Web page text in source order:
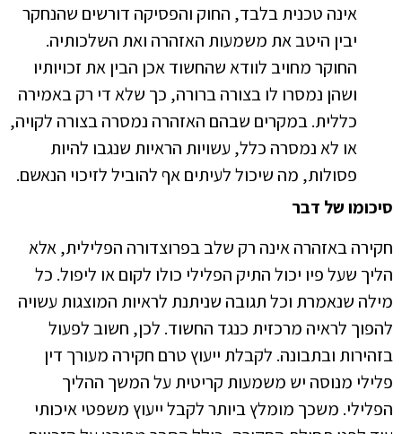
אינה טכנית בלבד, החוק והפסיקה דורשים שהנחקר
יבין היטב את משמעות האזהרה ואת השלכותיה.
החוקר מחויב לוודא שהחשוד אכן הבין את זכויותיו
ושהן נמסרו לו בצורה ברורה, כך שלא די רק באמירה
כללית. במקרים שבהם האזהרה נמסרה בצורה לקויה,
או לא נמסרה כלל, עשויות הראיות שנגבו להיות
פסולות, מה שיכול לעיתים אף להוביל לזיכוי הנאשם.
סיכומו של דבר
חקירה באזהרה אינה רק שלב בפרוצדורה הפלילית, אלא
הליך שעל פיו יכול התיק הפלילי כולו לקום או ליפול. כל
מילה שנאמרת וכל תגובה שניתנת לראיות המוצגות עשויה
להפוך לראיה מרכזית כנגד החשוד. לכן, חשוב לפעול
בזהירות ובתבונה. לקבלת ייעוץ טרם חקירה מעורך דין
פלילי מנוסה יש משמעות קריטית על המשך ההליך
הפלילי. משכך מומלץ ביותר לקבל ייעוץ משפטי איכותי